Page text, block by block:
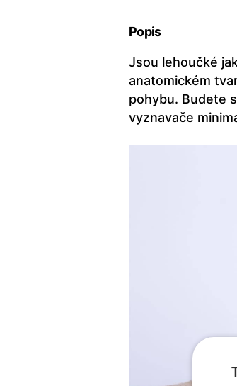
Popis
Jsou lehoučké
anatomickém
pohybu. Budete
vyznavače